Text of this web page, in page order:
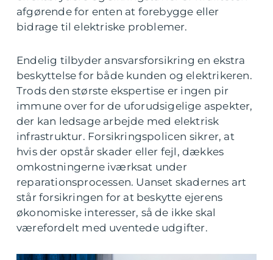
afgørende for enten at forebygge eller
bidrage til elektriske problemer.
Endelig tilbyder ansvarsforsikring en ekstra
beskyttelse for både kunden og elektrikeren.
Trods den største ekspertise er ingen pir
immune over for de uforudsigelige aspekter,
der kan ledsage arbejde med elektrisk
infrastruktur. Forsikringspolicen sikrer, at
hvis der opstår skader eller fejl, dækkes
omkostningerne iværksat under
reparationsprocessen. Uanset skadernes art
står forsikringen for at beskytte ejerens
økonomiske interesser, så de ikke skal
værefordelt med uventede udgifter.